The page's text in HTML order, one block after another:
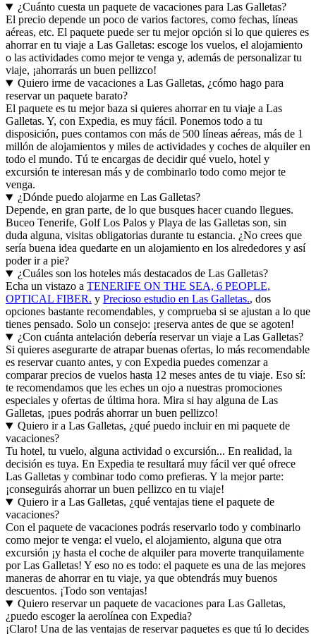
¿Cuánto cuesta un paquete de vacaciones para Las Galletas?
El precio depende un poco de varios factores, como fechas, líneas
aéreas, etc. El paquete puede ser tu mejor opción si lo que quieres es
ahorrar en tu viaje a Las Galletas: escoge los vuelos, el alojamiento
o las actividades como mejor te venga y, además de personalizar tu
viaje, ¡ahorrarás un buen pellizco!
Quiero irme de vacaciones a Las Galletas, ¿cómo hago para
reservar un paquete barato?
El paquete es tu mejor baza si quieres ahorrar en tu viaje a Las
Galletas. Y, con Expedia, es muy fácil. Ponemos todo a tu
disposición, pues contamos con más de 500 líneas aéreas, más de 1
millón de alojamientos y miles de actividades y coches de alquiler en
todo el mundo. Tú te encargas de decidir qué vuelo, hotel y
excursión te interesan más y de combinarlo todo como mejor te
venga.
¿Dónde puedo alojarme en Las Galletas?
Depende, en gran parte, de lo que busques hacer cuando llegues.
Buceo Tenerife, Golf Los Palos y Playa de las Galletas son, sin
duda alguna, visitas obligatorias durante tu estancia. ¿No crees que
sería buena idea quedarte en un alojamiento en los alrededores y así
poder ir a pie?
¿Cuáles son los hoteles más destacados de Las Galletas?
Echa un vistazo a TENERIFE ON THE SEA, 6 PEOPLE,
OPTICAL FIBER. y Precioso estudio en Las Galletas., dos
opciones bastante recomendables, y comprueba si se ajustan a lo que
tienes pensado. Solo un consejo: ¡reserva antes de que se agoten!
¿Con cuánta antelación debería reservar un viaje a Las Galletas?
Si quieres asegurarte de atrapar buenas ofertas, lo más recomendable
es reservar cuanto antes, y con Expedia puedes comenzar a
comparar precios de vuelos hasta 12 meses antes de tu viaje. Eso sí:
te recomendamos que les eches un ojo a nuestras promociones
especiales y ofertas de última hora. Mira si hay alguna de Las
Galletas, ¡pues podrás ahorrar un buen pellizco!
Quiero ir a Las Galletas, ¿qué puedo incluir en mi paquete de
vacaciones?
Tu hotel, tu vuelo, alguna actividad o excursión... En realidad, la
decisión es tuya. En Expedia te resultará muy fácil ver qué ofrece
Las Galletas y combinar todo como prefieras. Y la mejor parte:
¡conseguirás ahorrar un buen pellizco en tu viaje!
Quiero ir a Las Galletas, ¿qué ventajas tiene el paquete de
vacaciones?
Con el paquete de vacaciones podrás reservarlo todo y combinarlo
como mejor te venga: el vuelo, el alojamiento, alguna que otra
excursión ¡y hasta el coche de alquiler para moverte tranquilamente
por Las Galletas! Y eso no es todo: el paquete es una de las mejores
maneras de ahorrar en tu viaje, ya que obtendrás muy buenos
descuentos. ¡Todo son ventajas!
Quiero reservar un paquete de vacaciones para Las Galletas,
¿puedo escoger la aerolínea con Expedia?
¡Claro! Una de las ventajas de reservar paquetes es que tú lo decides